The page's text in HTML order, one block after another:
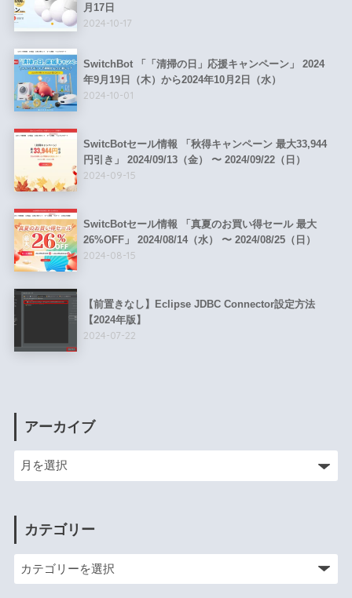
月17日
2024-10-17
SwitchBot 「「清掃の日」応援キャンペーン」 2024
年9月19日（木）から2024年10月2日（水）
2024-10-01
SwitcBotセール情報 「秋得キャンペーン 最大33,944
円引き」 2024/09/13（金） 〜 2024/09/22（日）
2024-09-15
SwitcBotセール情報 「真夏のお買い得セール 最大
26%OFF」 2024/08/14（水） 〜 2024/08/25（日）
2024-08-15
【前置きなし】Eclipse JDBC Connector設定方法
【2024年版】
2024-07-22
アーカイブ
カテゴリー